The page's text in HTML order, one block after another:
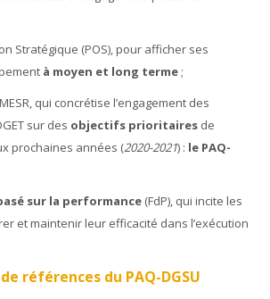
Stratégique (POS), pour afficher ses
à moyen et long terme ;
qui concrétise l’engagement des
sur des objectifs prioritaires de
prochaines années (2020-2021) : le PAQ-
sur la performance (FdP), qui incite les
et maintenir leur efficacité dans l’exécution
références du PAQ-DGSU